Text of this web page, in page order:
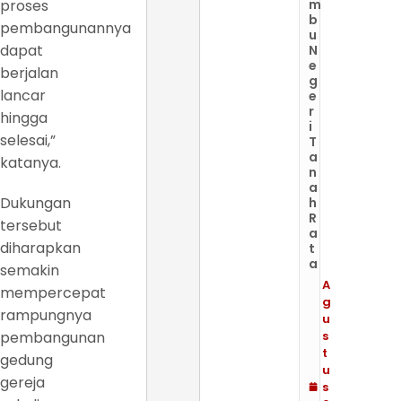
proses
pembangunannya
dapat
berjalan
lancar
hingga
selesai,”
katanya.
Dukungan
tersebut
diharapkan
semakin
mempercepat
rampungnya
pembangunan
gedung
gereja
m
b
u
N
e
g
e
r
i
T
a
n
a
h
R
a
t
a
A
g
u
s
t
u
s